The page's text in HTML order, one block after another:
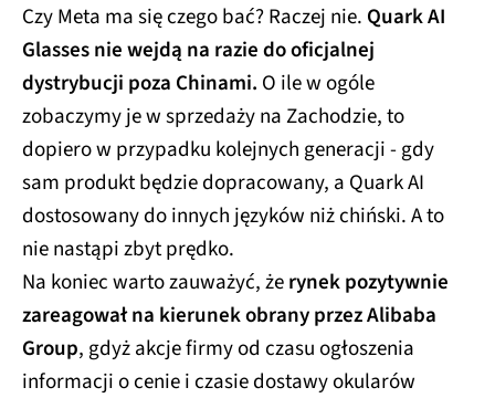
Czy Meta ma się czego bać? Raczej nie. Quark AI
Glasses nie wejdą na razie do oficjalnej
dystrybucji poza Chinami. O ile w ogóle
zobaczymy je w sprzedaży na Zachodzie, to
dopiero w przypadku kolejnych generacji - gdy
sam produkt będzie dopracowany, a Quark AI
dostosowany do innych języków niż chiński. A to
nie nastąpi zbyt prędko.
Na koniec warto zauważyć, żerynek pozytywnie
zareagował na kierunek obrany przez Alibaba
Group, gdyż akcje firmy od czasu ogłoszenia
informacji o cenie i czasie dostawy okularów